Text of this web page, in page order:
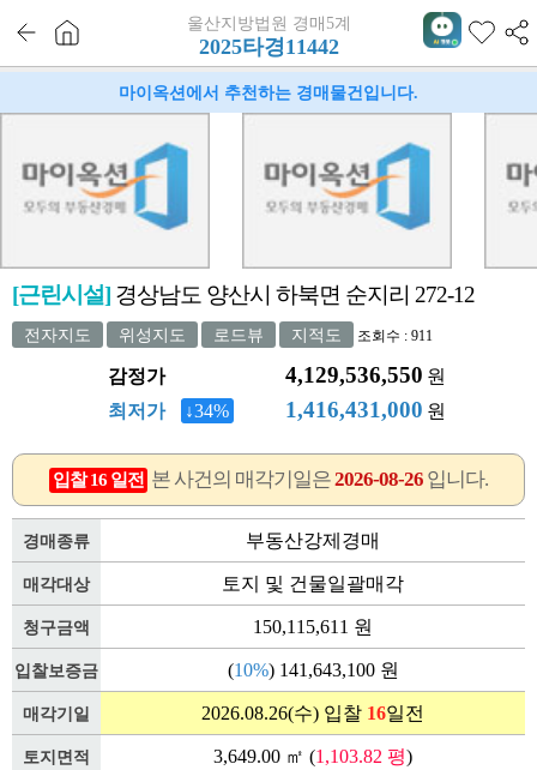
울산지방법원 경매5계
2025타경11442
마이옥션에서 추천하는 경매물건입니다.
[근린시설] 경상남도 양산시 하북면 순지리 272-12
전자지도 위성지도 로드뷰 지적도 조회수 : 911
감정가 4,129,536,550 원
최저가
↓34% 1,416,431,000 원
입찰 16 일전 본 사건의 매각기일은2026-08-26 입니다.
경매종류 부동산강제경매
매각대상 토지 및 건물일괄매각
청구금액 150,115,611 원
입찰보증금 (10%) 141,643,100 원
매각기일 2026.08.26(수) 입찰 16일전
토지면적 3,649.00 ㎡ (1,103.82 평)